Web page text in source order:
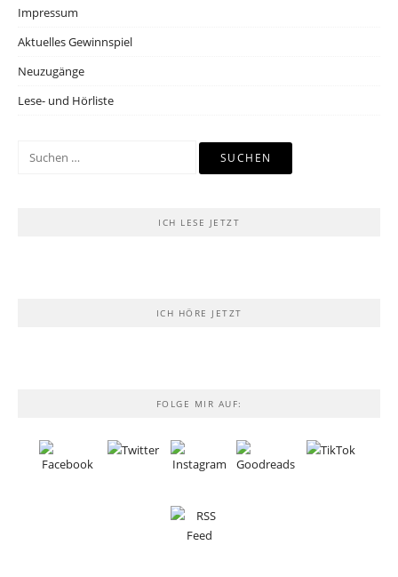
Impressum
Aktuelles Gewinnspiel
Neuzugänge
Lese- und Hörliste
Suchen
ICH LESE JETZT
ICH HÖRE JETZT
FOLGE MIR AUF: